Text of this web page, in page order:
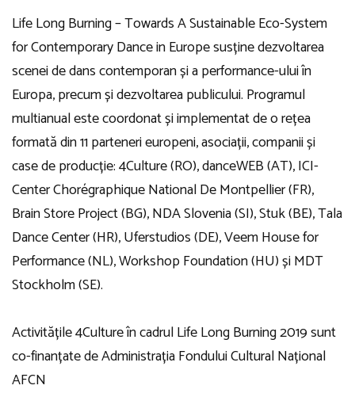
Life Long Burning – Towards A Sustainable Eco-System
for Contemporary Dance in Europe susține dezvoltarea
scenei de dans contemporan și a performance-ului în
Europa, precum și dezvoltarea publicului. Programul
multianual este coordonat și implementat de o rețea
formată din 11 parteneri europeni, asociații, companii și
case de producție: 4Culture (RO), danceWEB (AT), ICI-
Center Chorégraphique National De Montpellier (FR),
Brain Store Project (BG), NDA Slovenia (SI), Stuk (BE), Tala
Dance Center (HR), Uferstudios (DE), Veem House for
Performance (NL), Workshop Foundation (HU) și MDT
Stockholm (SE).
Activitățile 4Culture în cadrul Life Long Burning 2019 sunt
co-finanțate de Administrația Fondului Cultural Național
AFCN